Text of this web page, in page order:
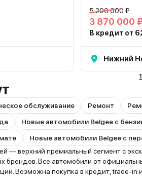
5 200 000 ₽
3 870 000
В кредит от
Нижний
1
обслуживание Ремонт
— верхний премиальный сегмент с
брендов. Все автомобили от
Возможна покупка в кредит,